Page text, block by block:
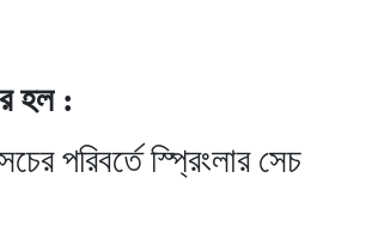
হল :
পরিবর্তে স্প্রিংলার সেচ